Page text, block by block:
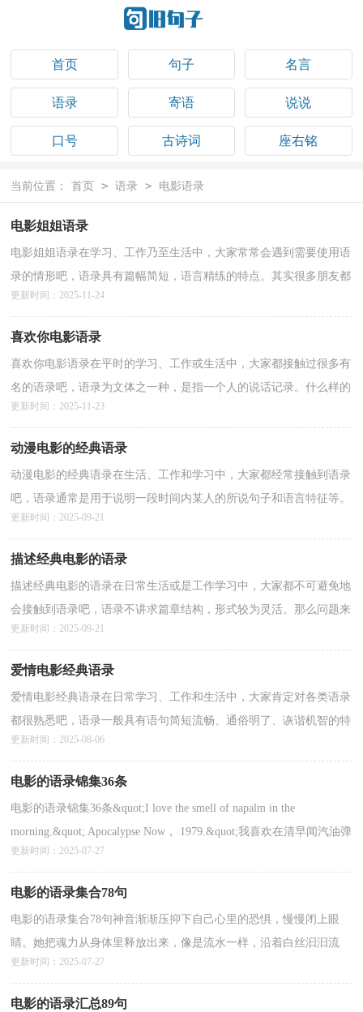
首页 句子 名言
语录 寄语 说说
口号 古诗词 座右铭
祝福语
当前位置： 首页 > 语录 > 电影语录
电影姐姐语录
电影姐姐语录在学习、工作乃至生活中，大家常常会遇到需要使用语
录的情形吧，语录具有篇幅简短，语言精练的特点。其实很多朋友都
不太清楚什么样的语录才是好的语录，以下是小编收集...
更新时间：2025-11-24
喜欢你电影语录
喜欢你电影语录在平时的学习、工作或生活中，大家都接触过很多有
名的语录吧，语录为文体之一种，是指一个人的说话记录。什么样的
语录才是好语录呢？下面是小编为大家整理的喜欢你电...
更新时间：2025-11-23
动漫电影的经典语录
动漫电影的经典语录在生活、工作和学习中，大家都经常接触到语录
吧，语录通常是用于说明一段时间内某人的所说句子和语言特征等。
那么你所知道的语录都是什么样子的？下面是小编收...
更新时间：2025-09-21
描述经典电影的语录
描述经典电影的语录在日常生活或是工作学习中，大家都不可避免地
会接触到语录吧，语录不讲求篇章结构，形式较为灵活。那么问题来
了，到底什么样的语录才经典呢？以下是小编帮大家整理...
更新时间：2025-09-21
爱情电影经典语录
爱情电影经典语录在日常学习、工作和生活中，大家肯定对各类语录
都很熟悉吧，语录一般具有语句简短流畅、通俗明了、诙谐机智的特
点。究竟什么样的语录才是优秀经典的语录呢？以下...
更新时间：2025-08-06
电影的语录锦集36条
电影的语录锦集36条&quot;I love the smell of napalm in the
morning.&quot; Apocalypse Now， 1979.&quot;我喜欢在清早闻汽油弹
的气味。&quot;——《现代启示录》（1979年）下面是小编收集整理
更新时间：2025-07-27
电影的语录集合78句
电影的语录集合78句神音渐渐压抑下自己心里的恐惧，慢慢闭上眼
睛。她把魂力从身体里释放出来，像是流水一样，沿着白丝汩汩流
动，让魂力均匀地依附在每一寸交错分割的网上。黑暗里所...
更新时间：2025-07-27
电影的语录汇总89句